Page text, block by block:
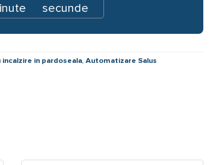
secunde
in pardoseala, Automatizare Salus